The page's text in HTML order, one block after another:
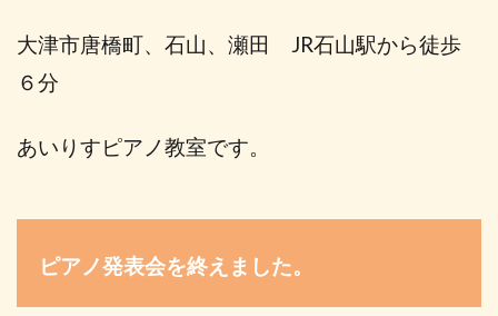
大津市唐橋町、石山、瀬田 JR石山駅から徒歩
６分
あいりすピアノ教室です。
ピアノ発表会を終えました。